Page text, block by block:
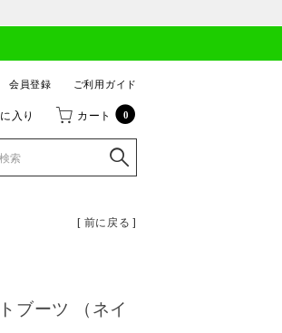
会員登録 ご利用ガイド
入り カート 0
[ 前に戻る ]
ブーツ （ネイ